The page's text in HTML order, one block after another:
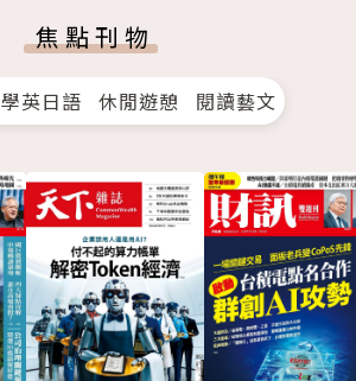
焦點刊物
學英日語 休閒遊憩 閱讀藝文